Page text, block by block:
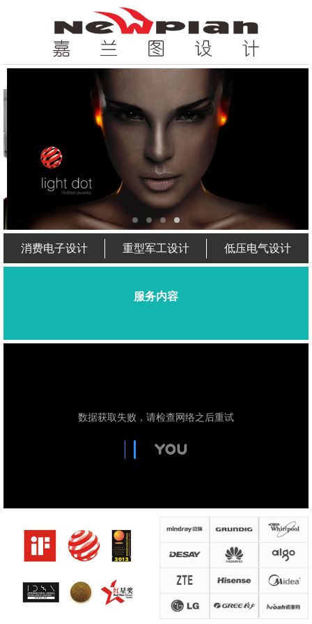
消费电子设计 重型军工设计 低压电气设计
服务内容